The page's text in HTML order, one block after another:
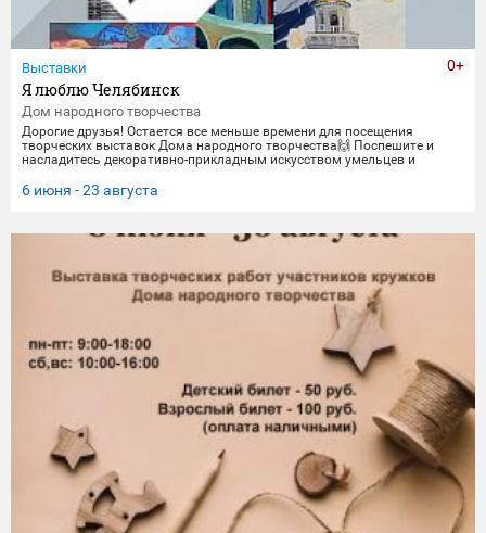
Выставки
Я люблю Челябинск
Дом народного творчества
Дорогие друзья! Остается все меньше времени для посещения
творческих выставок Дома народного творчества🙌 Поспешите и
насладитесь декоративно-прикладным искусством умельцев и
посвящена 290-летнему юбилею Челябинска. Работы выполнены
студентами кафедры декоративно-прикладного искусства ЧГИК.
6 июня - 23 августа
0+